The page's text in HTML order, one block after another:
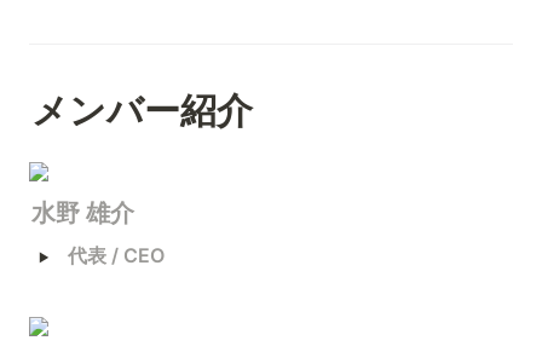
メンバー紹介
水野 雄介
‣ 代表 / CEO